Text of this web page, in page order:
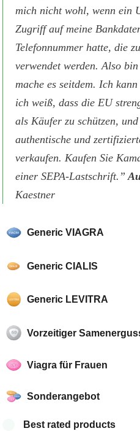
Generic VIAGRA
Generic CIALIS
Generic LEVITRA
Vorzeitiger
Viagra für Frauen
Sonderangebot
Best rated products
mich nicht wohl, wenn ein
Zugriff auf meine
Telefonnummer hatte, die
verwendet werden. Also
mache es seitdem. Ich
ich weiß, dass die EU
als Käufer zu schützen,
authentische und
verkaufen. Kaufen Sie
einer SEPA-Lastschrift.”
Kaestner